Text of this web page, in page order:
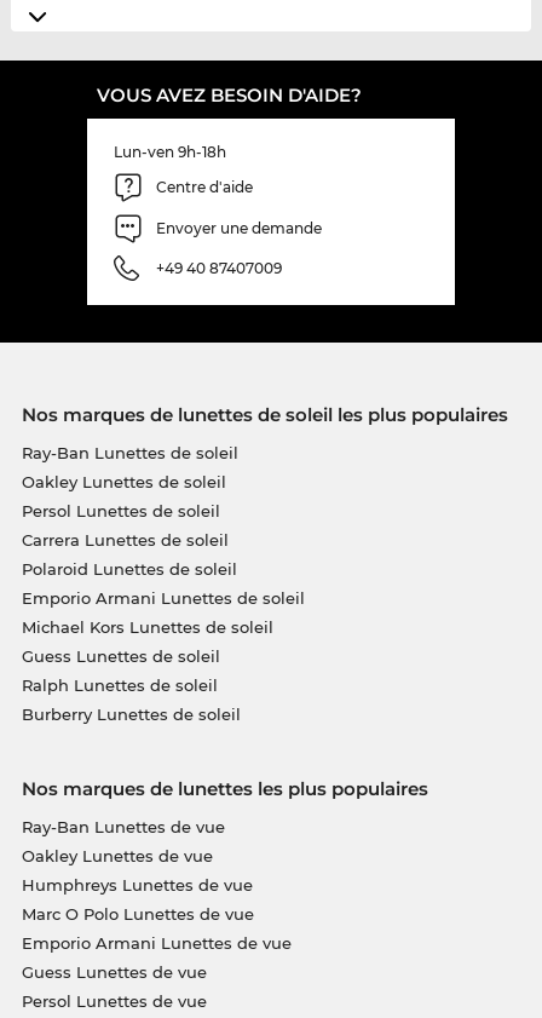
VOUS AVEZ BESOIN D'AIDE?
Lun-ven 9h-18h
Centre d'aide
Envoyer une demande
+49 40 87407009
Nos marques de lunettes de soleil les plus populaires
Ray-Ban Lunettes de soleil
Oakley Lunettes de soleil
Persol Lunettes de soleil
Carrera Lunettes de soleil
Polaroid Lunettes de soleil
Emporio Armani Lunettes de soleil
Michael Kors Lunettes de soleil
Guess Lunettes de soleil
Ralph Lunettes de soleil
Burberry Lunettes de soleil
Nos marques de lunettes les plus populaires
Ray-Ban Lunettes de vue
Oakley Lunettes de vue
Humphreys Lunettes de vue
Marc O Polo Lunettes de vue
Emporio Armani Lunettes de vue
Guess Lunettes de vue
Persol Lunettes de vue